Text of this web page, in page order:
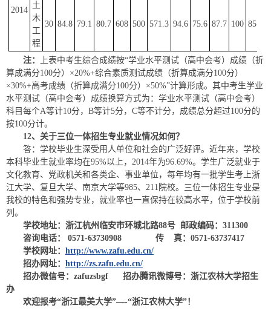
2014
土
木
工
程
30 84.8 79.1 80.7 608 500 571.3 94.6 75.6 87.7 100 85
注：
上表中考生综合成绩按“学业水平测试（高中会考）成绩（折
算成满分100分）×20%+综合素质测试成绩（折算成满分100分）
×30%+高考成绩（折算成满分100分）×50%”计算形成。其中考生学业
水平测试（高中会考）成绩换算方式为：学业水平测试（高中会考）
科目每个A等计10分，B等计5分，C等不计分，成绩总分超过100分的
按100分计。
12、关于三位一体招生专业就业情况如何？
答：学校毕业生深受用人单位和社会的广泛好评。近年来，学校
本科毕业生就业率均在95%以上，2014年为96.69%。学生广泛就业于
文化教育、党政机关和各类企、事业单位，每年均有一批学生考上浙
江大学、复旦大学、南京大学等985、211院校。三位一体招生专业是
我校的特色和强势专业，就业率也一直保持在较高水平，位于学校前
列。
学校地址：浙江杭州临安市环城北路88号
邮政编码：311300
咨询电话：
0571-63730908 传
真：0571-63737417
学校网址： http://www.zafu.edu.cn/
招办网址： http://zs.zafu.edu.cn/
招办微信号：zafuzsbgf 招办腾讯微博号：浙江农林大学招生
办
欢迎报考“浙江最美大学”—-“浙江农林大学”！